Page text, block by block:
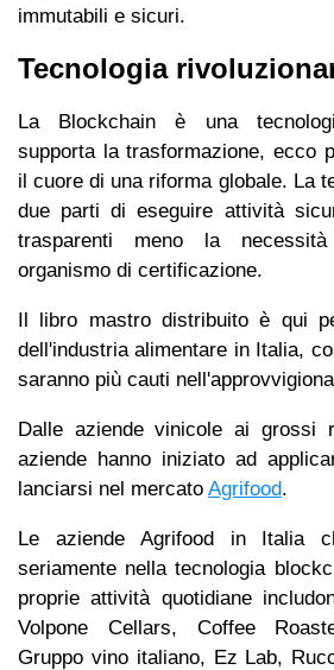
immutabili e sicuri.
Tecnologia
La Blockchain è una
supporta la trasformazione, ecco
il cuore di una riforma globale. La
due parti di eseguire attività
trasparenti meno la
organismo di certificazione.
Il libro mastro distribuito è qui
dell'industria alimentare in Italia,
saranno più cauti
Dalle aziende vinicole ai grossi
aziende hanno iniziato ad
lanciarsi nel mercato Agrifood.
Le aziende Agrifood in Italia
seriamente nella tecnologia
proprie attività quotidiane
Volpone Cellars, Coffee
Gruppo vino italiano, Ez Lab,